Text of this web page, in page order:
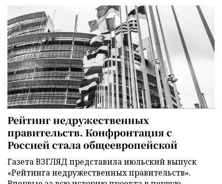
Рейтинг недружественных
правительств. Конфронтация с
Россией стала общеевропейской
Газета ВЗГЛЯД представила июльский выпуск
«Рейтинга недружественных правительств».